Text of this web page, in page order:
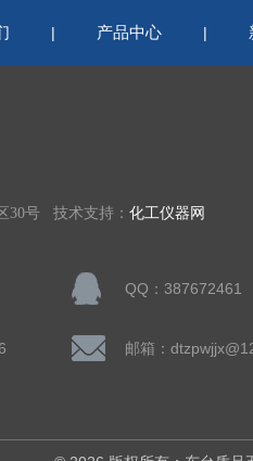
| 产品中心 |
30号 技术支持： 化工仪器网
QQ：387672461
邮箱：